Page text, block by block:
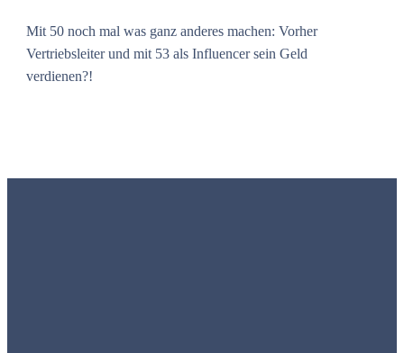
Mit 50 noch mal was ganz anderes machen: Vorher
Vertriebsleiter und mit 53 als Influencer sein Geld
verdienen?!